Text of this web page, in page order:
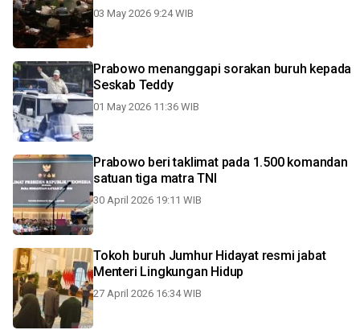
03 May 2026 9:24 WIB
Prabowo menanggapi sorakan buruh kepada
Seskab Teddy
01 May 2026 11:36 WIB
Prabowo beri taklimat pada 1.500 komandan
satuan tiga matra TNI
30 April 2026 19:11 WIB
Tokoh buruh Jumhur Hidayat resmi jabat
Menteri Lingkungan Hidup
27 April 2026 16:34 WIB